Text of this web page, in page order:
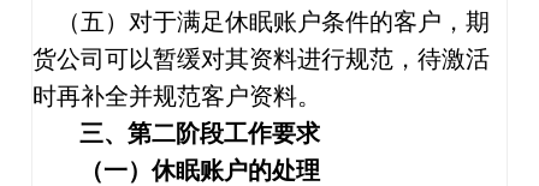
（五）对于满足休眠账户条件的客户，期
货公司可以暂缓对其资料进行规范，待激活
时再补全并规范客户资料。
三、第二阶段工作要求
（一）休眠账户的处理